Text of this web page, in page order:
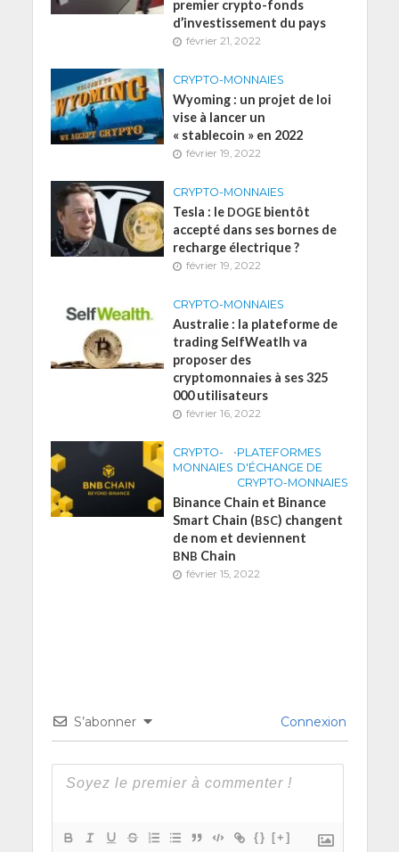
premier crypto-fonds
d’investissement du pays
février 21, 2022
CRYPTO-MONNAIES
Wyoming : un projet de loi
vise à lancer un
« stablecoin » en 2022
février 19, 2022
CRYPTO-MONNAIES
Tesla : le DOGE bientôt
accepté dans ses bornes de
recharge électrique ?
février 19, 2022
CRYPTO-MONNAIES
Australie : la plateforme de
trading SelfWeatlh va
proposer des
cryptomonnaies à ses 325
000 utilisateurs
février 16, 2022
CRYPTO-
MONNAIES
•PLATEFORMES
D'ÉCHANGE DE
CRYPTO-MONNAIES
Binance Chain et Binance
Smart Chain (BSC) changent
de nom et deviennent
BNB Chain
février 15, 2022
S’abonner Connexion
{} [+]